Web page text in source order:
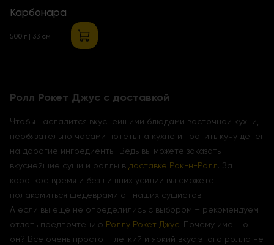
Карбонара
500 г | 33 см
Ролл Рокет Джус с доставкой
Чтобы насладится вкуснейшими блюдами восточной кухни,
необязательно часами потеть на кухне и тратить кучу денег
на дорогие ингредиенты. Ведь вы можете заказать
вкуснейшие суши и роллы в доставке Рок-н-Ролл. За
короткое время и без лишних усилий вы сможете
полакомиться шедеврами от наших сушистов.
А если вы еще не определились с выбором – рекомендуем
отдать предпочтению Роллу Рокет Джус. Почему именно
он? Все очень просто – легкий и яркий вкус этого ролла не